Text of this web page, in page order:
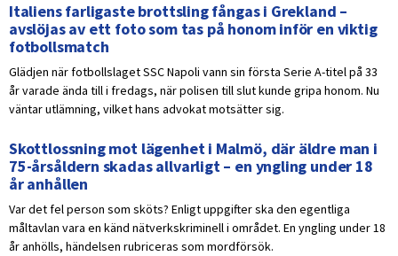
Italiens farligaste brottsling fångas i Grekland –
avslöjas av ett foto som tas på honom inför en viktig
fotbollsmatch
Glädjen när fotbollslaget SSC Napoli vann sin första Serie A-titel på 33
år varade ända till i fredags, när polisen till slut kunde gripa honom. Nu
väntar utlämning, vilket hans advokat motsätter sig.
Skottlossning mot lägenhet i Malmö, där äldre man i
75-årsåldern skadas allvarligt – en yngling under 18
år anhållen
Var det fel person som sköts? Enligt uppgifter ska den egentliga
måltavlan vara en känd nätverkskriminell i området. En yngling under 18
år anhölls, händelsen rubriceras som mordförsök.